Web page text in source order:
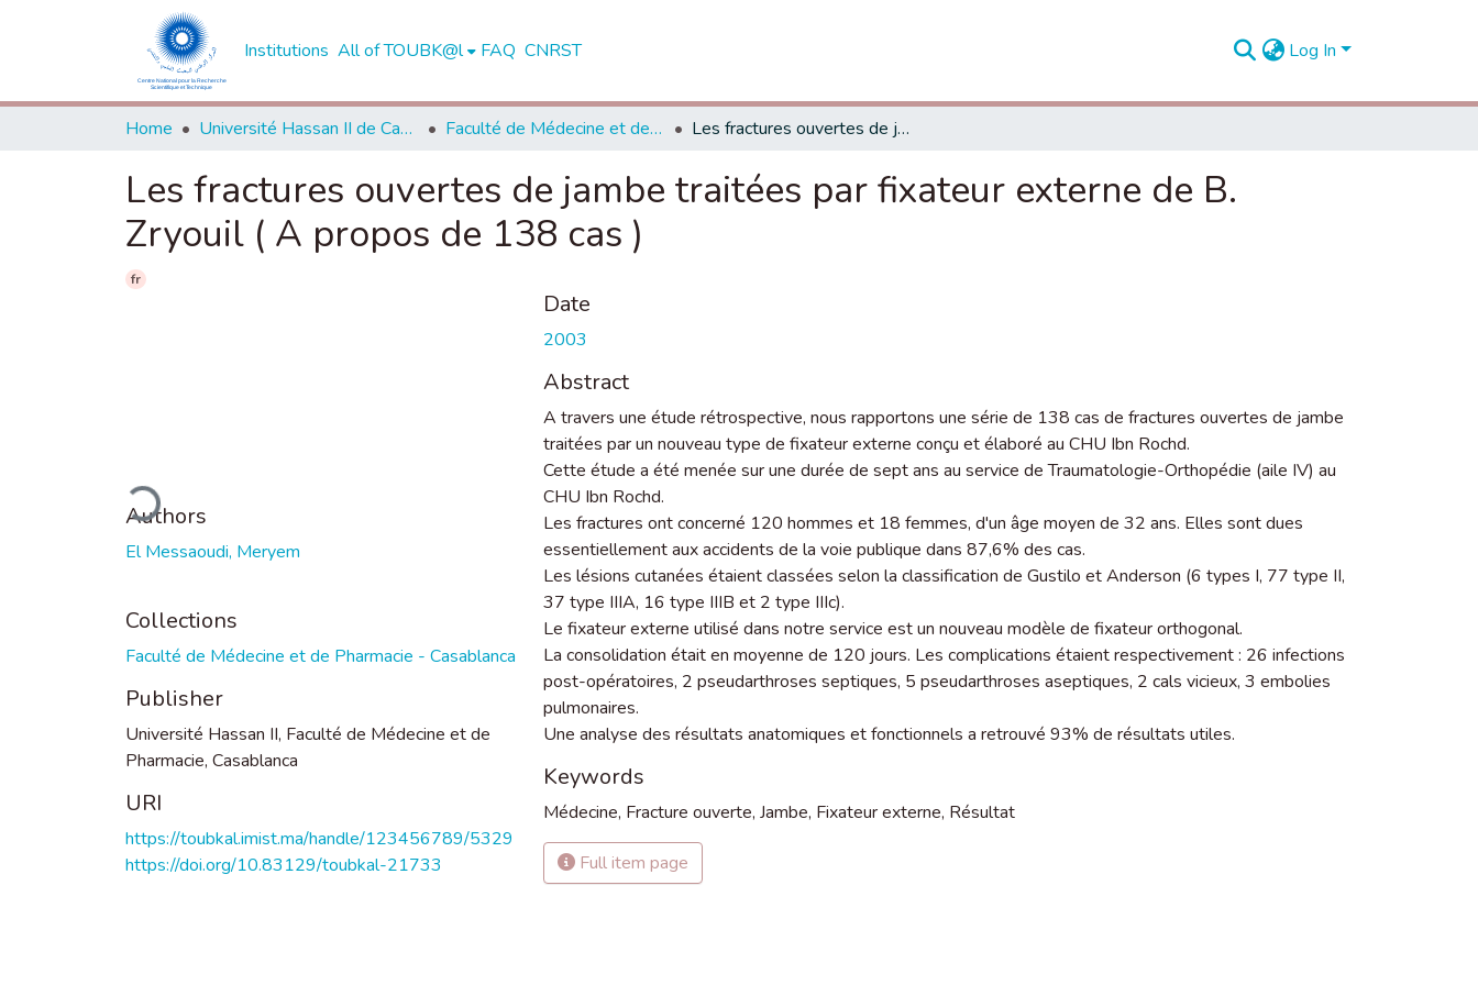
Institutions All of TOUBK@l FAQ CNRST Log In
Home Université Hassan II de Casablanca Faculté de Médecine et de Pharmacie - Casablanca Les fractures ouvertes de jambe traitées par fixateur externe de B. Zryouil ( A propos de 138 cas )
Les fractures ouvertes de jambe traitées par fixateur externe de B.
Zryouil ( A propos de 138 cas )
fr
Loading...
Authors
El Messaoudi, Meryem
Collections
Faculté de Médecine et de Pharmacie - Casablanca
Publisher
Université Hassan II, Faculté de Médecine et de
Pharmacie, Casablanca
URI
https://toubkal.imist.ma/handle/123456789/5329
https://doi.org/10.83129/toubkal-21733
Date
2003
Abstract
A travers une étude rétrospective, nous rapportons une série de 138 cas de fractures ouvertes de jambe
traitées par un nouveau type de fixateur externe conçu et élaboré au CHU Ibn Rochd.
Cette étude a été menée sur une durée de sept ans au service de Traumatologie-Orthopédie (aile IV) au
CHU Ibn Rochd.
Les fractures ont concerné 120 hommes et 18 femmes, d'un âge moyen de 32 ans. Elles sont dues
essentiellement aux accidents de la voie publique dans 87,6% des cas.
Les lésions cutanées étaient classées selon la classification de Gustilo et Anderson (6 types I, 77 type II,
37 type IIIA, 16 type IIIB et 2 type IIIc).
Le fixateur externe utilisé dans notre service est un nouveau modèle de fixateur orthogonal.
La consolidation était en moyenne de 120 jours. Les complications étaient respectivement : 26 infections
post-opératoires, 2 pseudarthroses septiques, 5 pseudarthroses aseptiques, 2 cals vicieux, 3 embolies
pulmonaires.
Une analyse des résultats anatomiques et fonctionnels a retrouvé 93% de résultats utiles.
Keywords
Médecine, Fracture ouverte, Jambe, Fixateur externe, Résultat
Full item page